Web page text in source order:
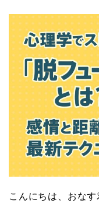
こんにちは、おな